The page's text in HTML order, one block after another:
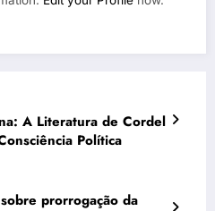
A Literatura de Cordel
Política
prorrogação da